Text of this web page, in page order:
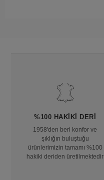
%100 HAKIKI DERI
1958'den beri konfor ve
şıklığın buluştuğu
ürünlerimizin tamamı %100
hakiki deriden üretilmektedir